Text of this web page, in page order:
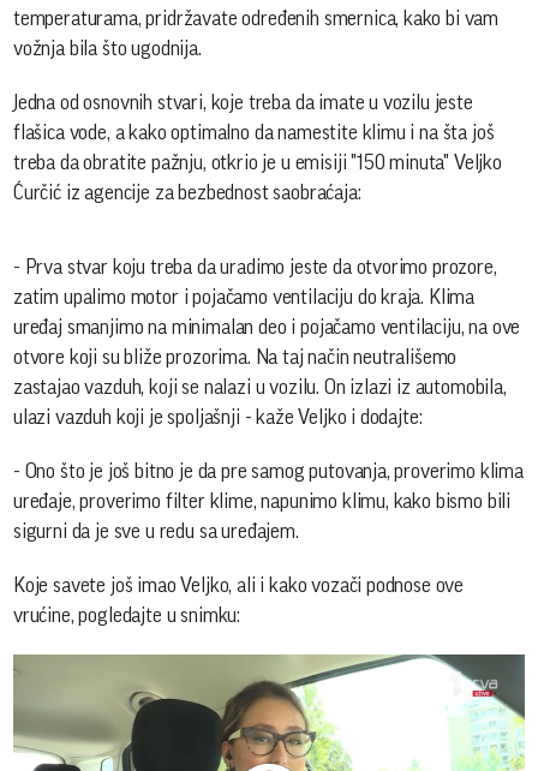
temperaturama, pridržavate određenih smernica, kako bi vam
vožnja bila što ugodnija.
Jedna od osnovnih stvari, koje treba da imate u vozilu jeste
flašica vode, a kako optimalno da namestite klimu i na šta još
treba da obratite pažnju, otkrio je u emisiji "150 minuta" Veljko
Ćurčić iz agencije za bezbednost saobraćaja:
- Prva stvar koju treba da uradimo jeste da otvorimo prozore,
zatim upalimo motor i pojačamo ventilaciju do kraja. Klima
uređaj smanjimo na minimalan deo i pojačamo ventilaciju, na ove
otvore koji su bliže prozorima. Na taj način neutrališemo
zastajao vazduh, koji se nalazi u vozilu. On izlazi iz automobila,
ulazi vazduh koji je spoljašnji - kaže Veljko i dodajte:
- Ono što je još bitno je da pre samog putovanja, proverimo klima
uređaje, proverimo filter klime, napunimo klimu, kako bismo bili
sigurni da je sve u redu sa uređajem.
Koje savete još imao Veljko, ali i kako vozači podnose ove
vrućine, pogledajte u snimku: